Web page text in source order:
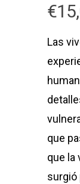
€
Las
que
que la
surgió